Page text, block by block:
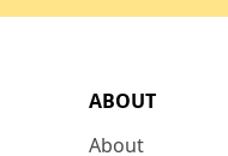
ABOUT
About